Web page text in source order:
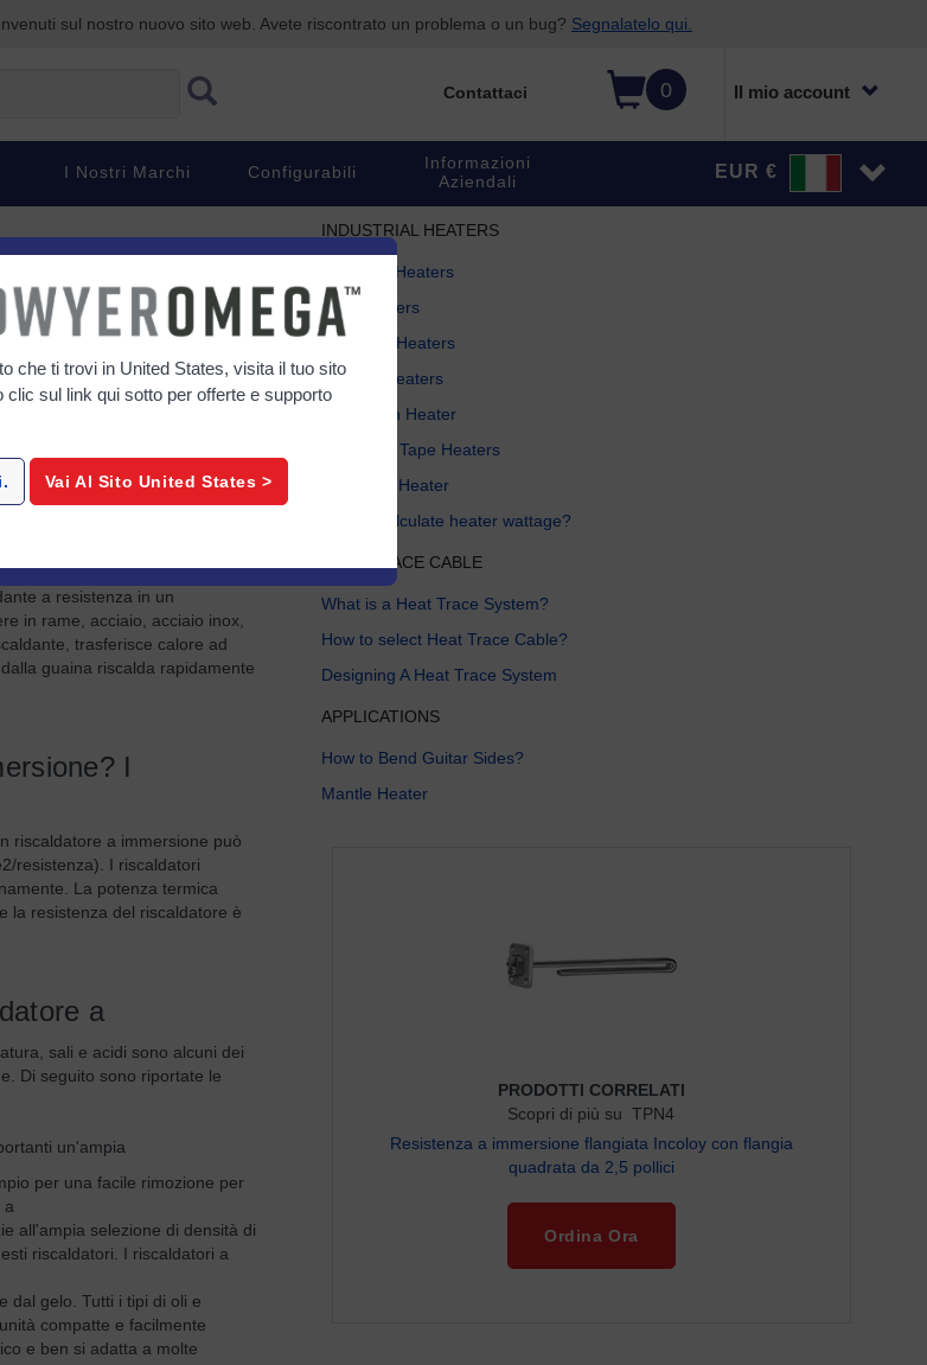
sul nostro nuovo sito web. Avete riscontrato un problema o un bug? Segnalatelo qui.
0 Il mio account
Contattaci
I Nostri Marchi Configurabili
Informazioni
Aziendali
EUR €
riscaldatori
un contenitore per riscaldare
sono relativamente
materiali e intervalli di
a resistenza in un
in rame, acciaio, acciaio inox,
trasferisce calore ad
guaina riscalda rapidamente
I
riscaldatore a immersione può
resistenza). I riscaldatori
La potenza termica
la resistenza del riscaldatore è
a
sali e acidi sono alcuni dei
Di seguito sono riportate le
un'ampia
per una facile rimozione per
a
all'ampia selezione di densità di
riscaldatori. I riscaldatori a
dal gelo. Tutti i tipi di oli e
compatte e facilmente
e ben si adatta a molte
INDUSTRIAL HEATERS
Industrial Heaters
Strip Heaters
Cartridge Heaters
Flexible Heaters
Immersion Heater
Rope and Tape Heaters
Polyimide Heater
How to calculate heater wattage?
HEAT TRACE CABLE
What is a Heat Trace System?
How to select Heat Trace Cable?
Designing A Heat Trace System
APPLICATIONS
How to Bend Guitar Sides?
Mantle Heater
PRODOTTI CORRELATI
Scopri di più su TPN4
Resistenza a immersione flangiata Incoloy con flangia
quadrata da 2,5 pollici
Ordina Ora
che ti trovi in United States, visita il tuo sito
clic sul link qui sotto per offerte e supporto
Vai Al Sito United States >